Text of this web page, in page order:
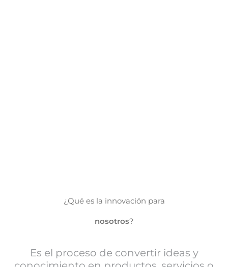
¿Qué es la innovación para
nosotros?
Es el proceso de convertir ideas y